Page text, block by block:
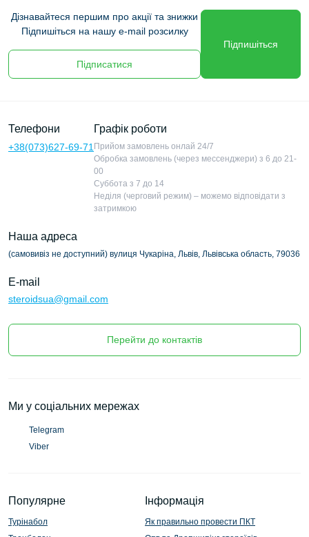
підтримки стабільного рівня гормону без
необхідності частих ін’єкцій. Якщо ви шукаєте,
Тестостерон Ундеканоат в Україні
наш інтернет-магазин пропонує оригінальні та
робочі препарати за вигідними цінами з
ДЕ КУПИТИ ТЕСТОСТЕРОН
УНДЕКАНОАТ В УКРАЇНІ?
Купівля анаболічних стероїдів вимагає
відповідального підходу. У нашому магазині ви
можете купити
наступними перевагами:
якості.
Доступні ціни
Швидка доставкапо всій Україні: Київ, Львів,
Харків, Одеса, Дніпро та інші міста.
Ми гарантуємо швидке та надійне отримання
вашого замовлення у будь-якому куточку
України.
ЦІНА ТА ДОСТАВКА
Ціна на Тестостерон Ундеканоатзалежить від
Дізнавайтеся першим про акції та знижки
Підпишіться на нашу e-mail розсилку
Підписатися
Підпишіться
Телефони
+38(073)627-69-71
Графік роботи
Прийом замовлень онлай 24/7
Обробка замовлень (через мессенджери) з 6 до 21-
00
Суббота з 7 до 14
Неділя (черговий режим) – можемо відповідати з
затримкою
Наша адреса
(самовивіз не доступний) вулиця Чукаріна, Львів, Львівська область, 79036
E-mail
steroidsua@gmail.com
Перейти до контактів
Популярне
Турінабол
Інформація
Як правильно провести ПКТ
Ми у соціальних мережах
Telegram
Viber